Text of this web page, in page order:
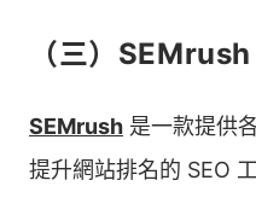
（三）SEMrush
SEMrush 是一款提供
提升網站排名的 SEO